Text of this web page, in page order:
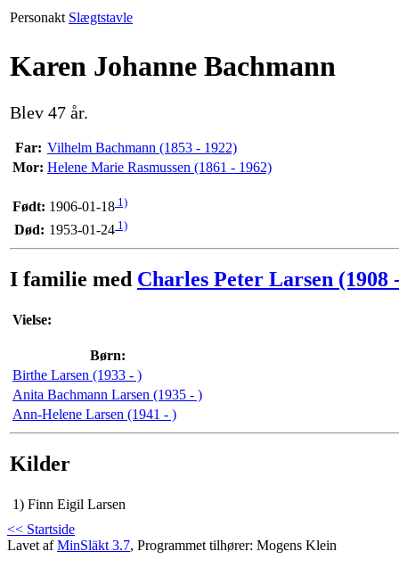
Personakt Slægtstavle
Karen Johanne Bachmann
Blev 47 år.
Far: Vilhelm Bachmann (1853 - 1922)
Mor: Helene Marie Rasmussen (1861 - 1962)
Født: 1906-01-18 1)
Død: 1953-01-24 1)
I familie med Charles Peter Larsen (1908
Vielse:
Børn:
Birthe Larsen (1933 - )
Anita Bachmann Larsen (1935 - )
Ann-Helene Larsen (1941 - )
Kilder
1) Finn Eigil Larsen
<< Startside
Lavet afMinSläkt 3.7, Programmet tilhører: Mogens Klein